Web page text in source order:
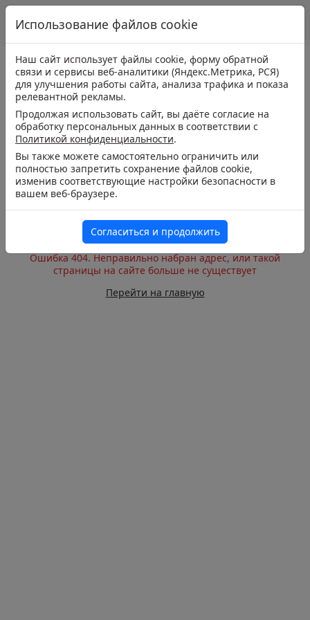
Ошибка 404. Неправильно набран адрес, или такой
страницы на сайте больше не существует
Перейти на главную
Использование файлов cookie
Наш сайт использует файлы cookie, форму обратной
связи и сервисы веб-аналитики (Яндекс.Метрика, РСЯ)
для улучшения работы сайта, анализа трафика и показа
релевантной рекламы.
Продолжая использовать сайт, вы даёте согласие на
обработку персональных данных в соответствии с
Политикой конфиденциальности.
Вы также можете самостоятельно ограничить или
полностью запретить сохранение файлов cookie,
изменив соответствующие настройки безопасности в
вашем веб-браузере.
Согласиться и продолжить